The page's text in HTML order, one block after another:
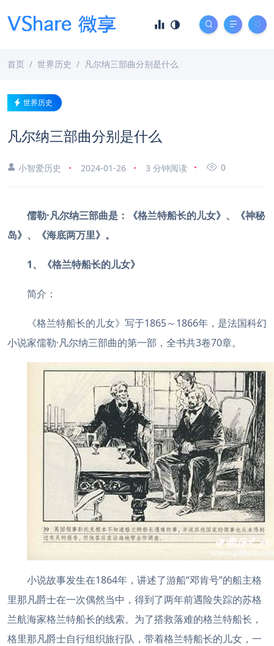
首页 世界历史 凡尔纳三部曲分别是什么
世界历史
凡尔纳三部曲分别是什么
小智爱历史 2024-01-26 3 分钟阅读 0
儒勒·凡尔纳三部曲是：《格兰特船长的儿女》、《神秘
岛》、《海底两万里》。
1、《格兰特船长的儿女》
简介：
《格兰特船长的儿女》写于1865～1866年，是法国科幻
小说家儒勒·凡尔纳三部曲的第一部，全书共3卷70章。
小说故事发生在1864年，讲述了游船“邓肯号”的船主格
里那凡爵士在一次偶然当中，得到了两年前遇险失踪的苏格
兰航海家格兰特船长的线索。为了搭救落难的格兰特船长，
格里那凡爵士自行组织旅行队，带着格兰特船长的儿女，一